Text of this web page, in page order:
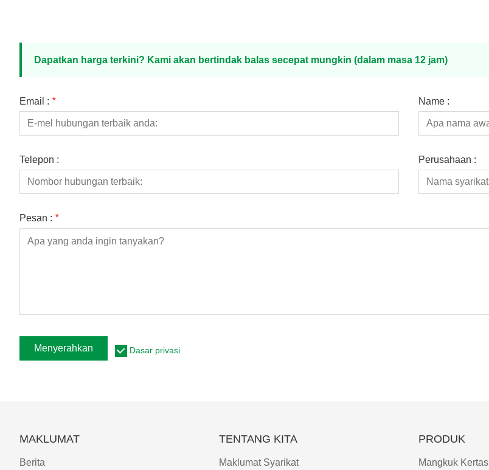
Dapatkan harga terkini? Kami akan bertindak balas secepat mungkin (dalam masa 12 jam)
Email : * Name :
Telepon : Perusahaan :
Pesan : *
Menyerahkan Dasar privasi
MAKLUMAT
Berita
TENTANG KITA
Maklumat Syarikat
PRODUK
Mangkuk Kertas